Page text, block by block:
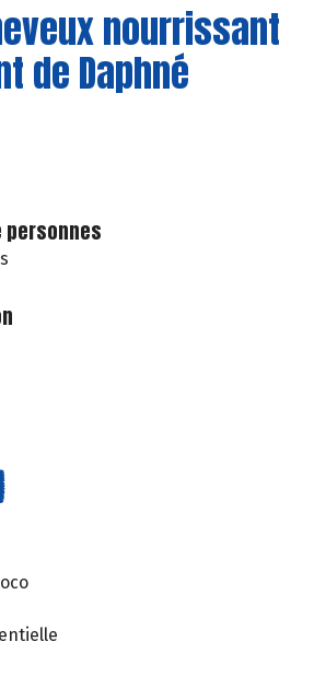
nourrissant
de Daphné
personnes